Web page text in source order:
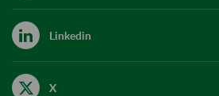
Linkedin
X